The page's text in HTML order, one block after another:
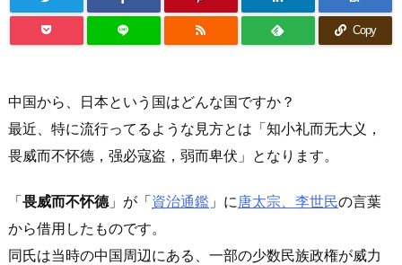
Copy
中国から、日本という国はどんな国ですか？
最近、特に流行ってるような見方とは「知小礼而无大义，
畏威而不怀德，强必寇盗，弱而卑伏」となります。
「畏威而不怀德 」が「資治通鑑 」に 唐太宗、李世民の言葉
から借用したものです。
同氏は当時の中国周辺にある、一部の少数民族政権が威力